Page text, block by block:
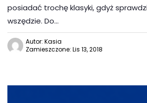
posiadać trochę klasyki, gdyż
wszędzie. Do…
Autor: Kasia
Zamieszczone: Lis 13, 2018